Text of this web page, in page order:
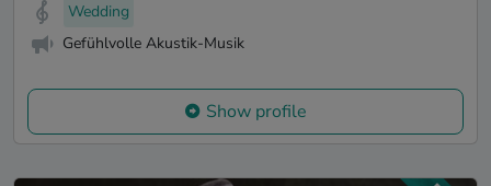
Wedding
Gefühlvolle Akustik-Musik
Show profile